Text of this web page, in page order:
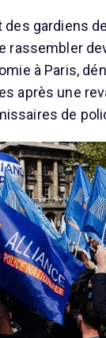
gardiens
rassembler
à Paris,
après une
de